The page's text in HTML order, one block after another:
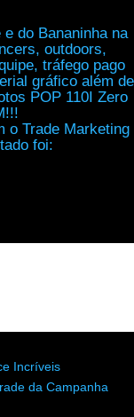
do Bananinha na
outdoors,
tráfego pago
gráfico além de
POP 110I Zero
o Trade Marketing
foi:
Incríveis
da Campanha